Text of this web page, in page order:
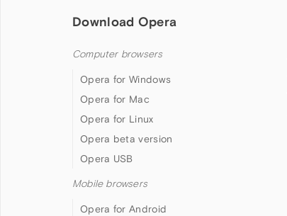
Download Opera
Computer browsers
Opera for Windows
Opera for Mac
Opera for Linux
Opera beta version
Opera USB
Mobile browsers
Opera for Android